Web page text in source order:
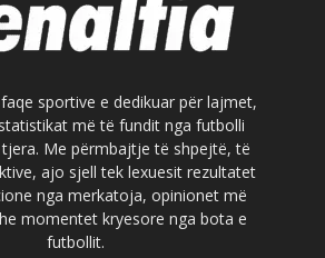
sportive e dedikuar për lajmet,
më të fundit nga futbolli
Me përmbajtje të shpejtë, të
ajo sjell tek lexuesit rezultatet
nga merkatoja, opinionet më
momentet kryesore nga bota e
futbollit.